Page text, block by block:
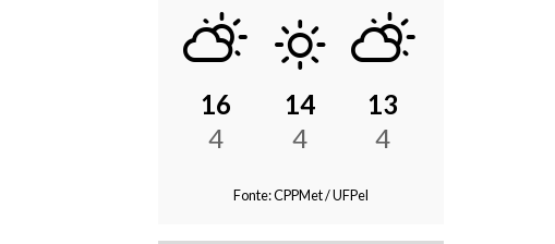
16
4
14
4
13
4
Fonte: CPPMet / UFPel